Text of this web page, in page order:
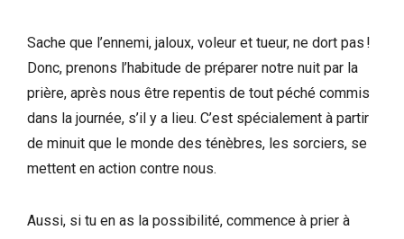
Sache que l’ennemi, jaloux, voleur et tueur, ne dort pas !
Donc, prenons l’habitude de préparer notre nuit par la
prière, après nous être repentis de tout péché commis
dans la journée, s’il y a lieu. C’est spécialement à partir
de minuit que le monde des ténèbres, les sorciers, se
mettent en action contre nous.
Aussi, si tu en as la possibilité, commence à prier à